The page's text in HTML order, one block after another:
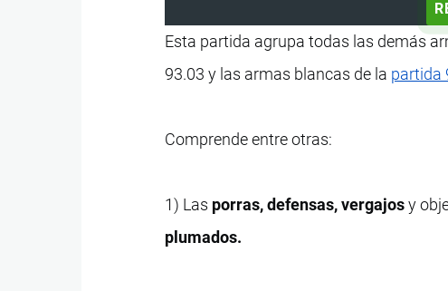
Esta partida agrupa todas las demás
93.03 y las armas blancas de la partida
Comprende entre otras:
1) Las porras, defensas, vergajosy
plumados.